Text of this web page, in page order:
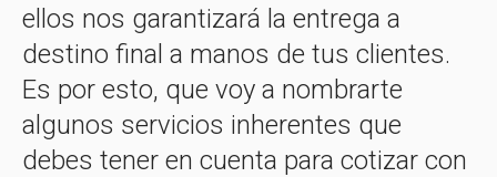
ellos nos garantizará la entrega a
destino final a manos de tus clientes.
Es por esto, que voy a nombrarte
algunos servicios inherentes que
debes tener en cuenta para cotizar con